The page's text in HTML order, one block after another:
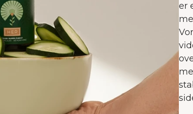
er
VELKOMMEN TIL JUNAIU.
Vi anvender cookies på vores hjemmeside,
med at forbedre brugeroplevelsen.
Mere
Accepter alle Accepter